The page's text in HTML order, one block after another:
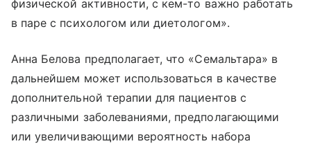
физической активности, с кем-то важно работать
в паре с психологом или диетологом».
Анна Белова предполагает, что «Семальтара» в
дальнейшем может использоваться в качестве
дополнительной терапии для пациентов с
различными заболеваниями, предполагающими
или увеличивающими вероятность набора